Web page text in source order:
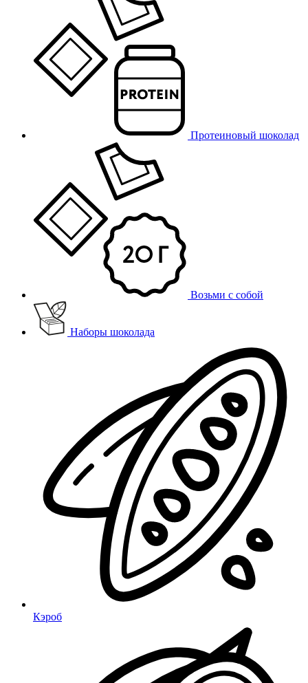
Протеиновый шоколад
Возьми с собой
Наборы шоколада
Кэроб